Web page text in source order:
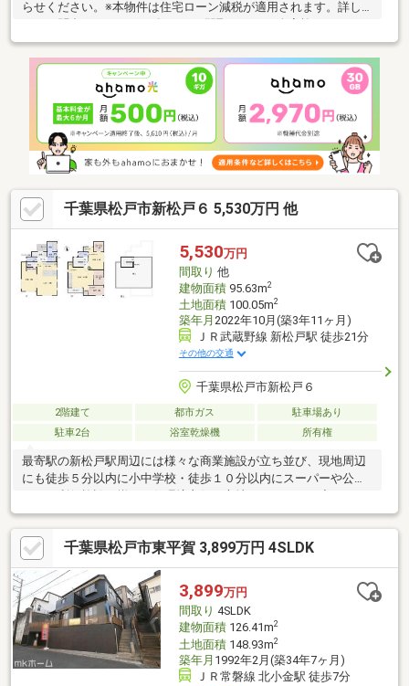
らせください。※本物件は住宅ローン減税が適用されます。詳し
の間取りです。〇水回り含めリフォーム。駐車1台可能な3LDK住
宅。〇全室リフォーム済。水回り・ドア類も交換予定のため気持
ちよくご入居できそうです。〇外装リフォーム・外壁屋根塗装・
シロアリ防蟻工事・通水検査・砕石敷き込み・庭木伐採・不要物
撤去工事etc…〇内装リフォーム・玄関鍵交換・床フローリング重
ね張り・クッションフロア張替・クロス張替え・照明器具交換・
水回り
千葉県松戸市新松戸６ 5,530万円 他
5,530万円
間取り 他
建物面積95.63m2
土地面積100.05m2
築年月 2022年10月(築3年11ヶ月)
ＪＲ武蔵野線 新松戸駅 徒歩21分
その他の交通
千葉県松戸市新松戸６
2階建て 都市ガス
駐車場あり
駐車2台
浴室乾燥機 所有権
最寄駅の新松戸駅周辺には様々な商業施設が立ち並び、現地周辺
にも徒歩５分以内に小中学校・徒歩１０分以内にスーパーや公園
２年１０月築の２世帯注文住宅です◆車から自宅に電気を取り込
める給電機能付き！◆広々屋上で夕涼みも楽しめます◆カースペ
ース２台可能◆大変綺麗なのでそのままお住まいになれます！
千葉県松戸市東平賀 3,899万円 4SLDK
3,899万円
間取り 4SLDK
建物面積126.41m2
土地面積148.93m2
築年月 1992年2月(築34年7ヶ月)
ＪＲ常磐線 北小金駅 徒歩7分